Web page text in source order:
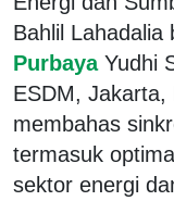
Bahlil Lahadalia
Purbaya Yudhi
ESDM,
membahas
termasuk
sektor energi